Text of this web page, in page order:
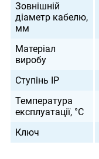
Зовнішній
діаметр кабелю,
мм
Матеріал
виробу
Ступінь IP
Температура
експлуатації, °С
Ключ